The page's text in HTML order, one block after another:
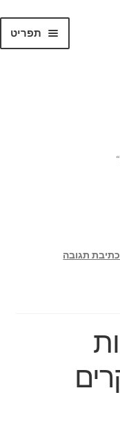
תפריט
כתיבת תגובה